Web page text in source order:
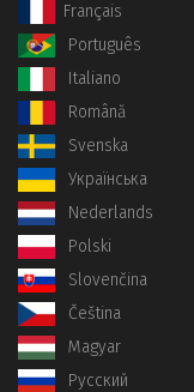
Français
Português
Italiano
Română
Svenska
Українська
Nederlands
Polski
Slovenčina
Čeština
Magyar
Русский